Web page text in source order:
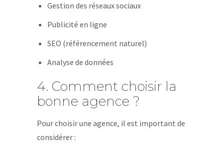
Gestion des réseaux sociaux
Publicité en ligne
SEO (référencement naturel)
Analyse de données
4. Comment choisir la
bonne agence ?
Pour choisir une agence, il est important de
considérer :